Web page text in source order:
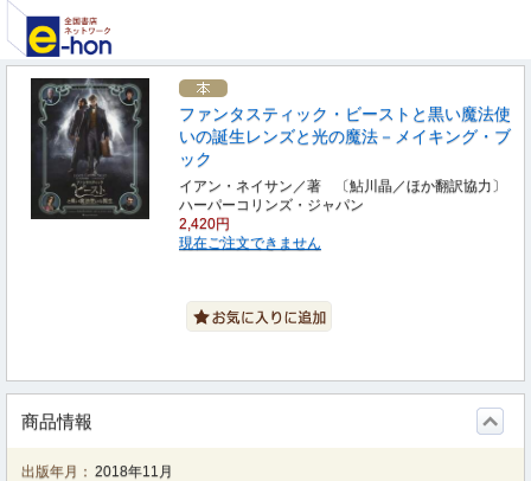
ファンタスティック・ビーストと黒い魔法使
いの誕生レンズと光の魔法－メイキング・ブ
ック
イアン・ネイサン／著 〔鮎川晶／ほか翻訳協力〕
ハーパーコリンズ・ジャパン
2,420円
現在ご注文できません
商品情報
出版年月： 2018年11月